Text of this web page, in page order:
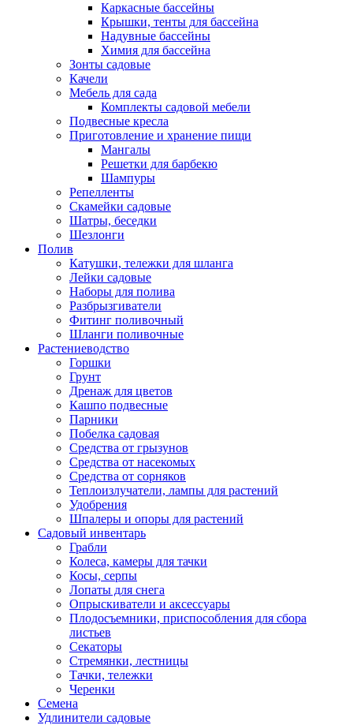
Каркасные бассейны
Крышки, тенты для бассейна
Надувные бассейны
Химия для бассейна
Зонты садовые
Качели
Мебель для сада
Комплекты садовой мебели
Подвесные кресла
Приготовление и хранение пищи
Мангалы
Решетки для барбекю
Шампуры
Репелленты
Скамейки садовые
Шатры, беседки
Шезлонги
Полив
Катушки, тележки для шланга
Лейки садовые
Наборы для полива
Разбрызгиватели
Фитинг поливочный
Шланги поливочные
Растениеводство
Горшки
Грунт
Дренаж для цветов
Кашпо подвесные
Парники
Побелка садовая
Средства от грызунов
Средства от насекомых
Средства от сорняков
Теплоизлучатели, лампы для растений
Удобрения
Шпалеры и опоры для растений
Садовый инвентарь
Грабли
Колеса, камеры для тачки
Косы, серпы
Лопаты для снега
Опрыскиватели и аксессуары
Плодосъемники, приспособления для сбора
листьев
Секаторы
Стремянки, лестницы
Тачки, тележки
Черенки
Семена
Удлинители садовые